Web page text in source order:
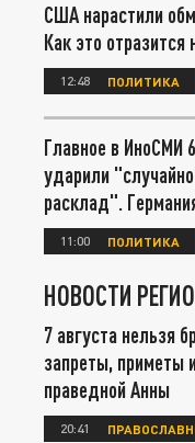
США нарастили
Как это отразится
12:48 ПОЛИТИКА
Главное в ИноСМИ
ударили
расклад".
11:00 ПОЛИТИКА
НОВОСТИ
7 августа нельзя
запреты, приметы
праведной Анны
20:41